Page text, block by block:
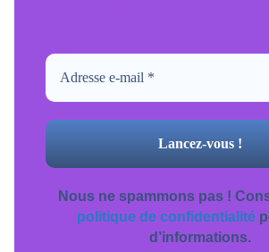
Nous ne spammons pas !
politique de confidentialité
d’informations.